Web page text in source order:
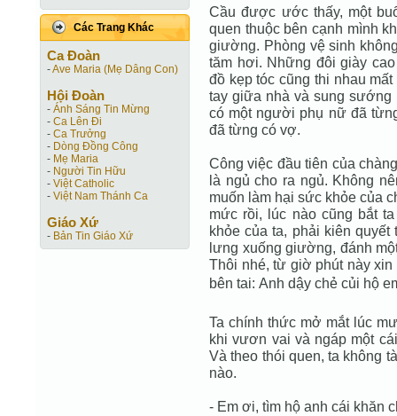
Các Trang Khác
Ca Ðoàn
-Ave Maria (Mẹ Dâng Con)
Hội Ðoàn
- Ánh Sáng Tin Mừng
- Ca Lên Đi
- Ca Trưởng
- Dòng Đồng Công
- Mẹ Maria
- Người Tin Hữu
- Việt Catholic
- Việt Nam Thánh Ca
Giáo Xứ
- Bản Tin Giáo Xứ
Cầu được ước thấy, một
quen thuộc bên cạnh mình
giường. Phòng vệ sinh
tăm hơi. Những đôi giày
đồ kẹp tóc cũng thi nhau
tay giữa nhà và sung sướng
có một người phụ nữ đã
đã từng có vợ.
Công việc đầu tiên của
là ngủ cho ra ngủ. Không
muốn làm hại sức khỏe của
mức rồi, lúc nào cũng bắt
khỏe của ta, phải kiên
lưng xuống giường, đánh
Thôi nhé, từ giờ phút này
bên tai: Anh dậy chẻ củi hộ
Ta chính thức mở mắt lúc
khi vươn vai và ngáp một
Và theo thói quen, ta không
nào.
- Em ơi, tìm hộ anh cái khăn